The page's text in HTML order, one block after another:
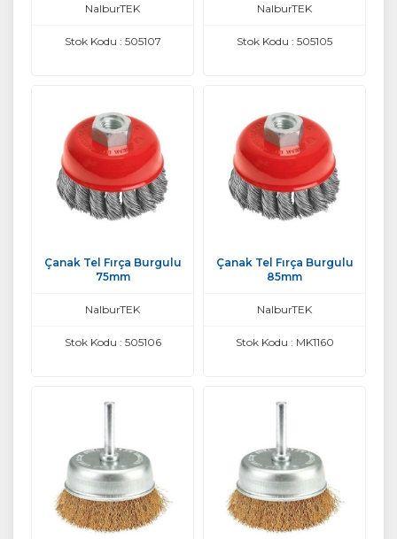
NalburTEK
Stok Kodu : 505107
NalburTEK
Stok Kodu : 505105
Çanak Tel Fırça Burgulu
75mm
NalburTEK
Stok Kodu : 505106
Çanak Tel Fırça Burgulu
85mm
NalburTEK
Stok Kodu : MK1160